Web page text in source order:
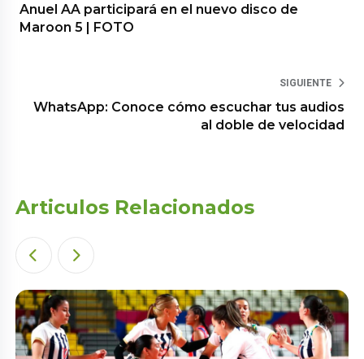
Anuel AA participará en el nuevo disco de
Maroon 5 | FOTO
SIGUIENTE
WhatsApp: Conoce cómo escuchar tus audios
al doble de velocidad
Articulos Relacionados